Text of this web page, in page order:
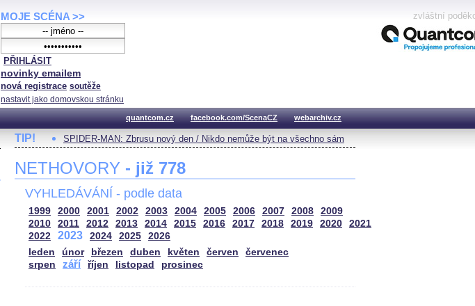
MOJE SCÉNA >>
PŘIHLÁSIT
novinky emailem
nová registrace soutěže
nastavit jako domovskou stránku
zvláštní
quantcom.cz facebook.com/ScenaCZ webarchiv.cz
TIP! SPIDER-MAN: Zbrusu nový den / Nikdo nemůže být na všechno sám
NETHOVORY - již 778
VYHLEDÁVÁNÍ - podle data
1999 2000 2001 2002 2003 2004 2005 2006 2007 2008
2009
2010
2011 2012 2013 2014 2015 2016 2017 2018 2019 2020
2021
2022
2023 2024 2025
2026
leden
únor březen duben květen červen
červenec
srpen
září říjen listopad prosinec